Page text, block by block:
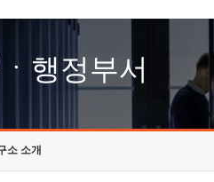
현황 행정부서
소 소개